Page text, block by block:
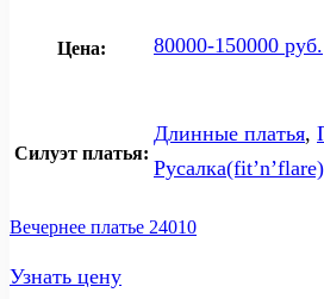
Цена: 80000-150000 руб.
Силуэт платья:
Длинные платья,
Русалка(fit’n’flare)
Вечернее платье 24010
Узнать цену